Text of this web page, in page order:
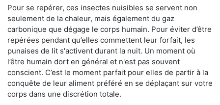
Pour se repérer, ces insectes nuisibles se servent non
seulement de la chaleur, mais également du gaz
carbonique que dégage le corps humain. Pour éviter d’être
repérées pendant qu’elles commettent leur forfait, les
punaises de lit s'activent durant la nuit. Un moment où
l’être humain dort en général et n'est pas souvent
conscient. C’est le moment parfait pour elles de partir à la
conquête de leur aliment préféré en se déplaçant sur votre
corps dans une discrétion totale.